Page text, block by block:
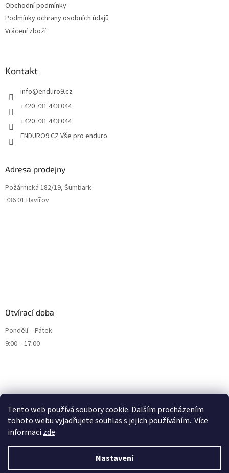
Tento web používá soubory cookie. Dalším procházením
tohoto webu vyjadřujete souhlas s jejich používáním.. Více
informacízde.
Nastavení
Obchodní podmínky
Podmínky ochrany osobních údajů
Vrácení zboží
Kontakt
info@enduro9.cz
+420 731 443 044
+420 731 443 044
ENDURO9.CZ Vše pro enduro
Adresa prodejny
Požárnická 182/19, Šumbark
736 01 Havířov
Otvírací doba
Pondělí – Pátek
9:00 – 17:00
Vytvořil Shoptet